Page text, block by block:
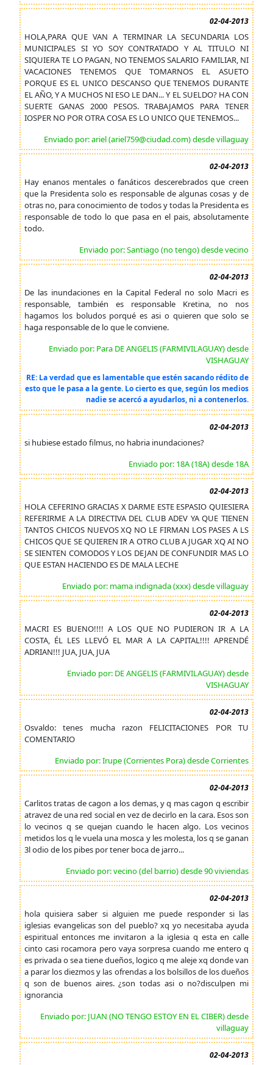
02-04-2013
HOLA,PARA QUE VAN A TERMINAR LA SECUNDARIA LOS
MUNICIPALES SI YO SOY CONTRATADO Y AL TITULO NI
SIQUIERA TE LO PAGAN, NO TENEMOS SALARIO FAMILIAR, NI
VACACIONES TENEMOS QUE TOMARNOS EL ASUETO
PORQUE ES EL UNICO DESCANSO QUE TENEMOS DURANTE
EL AÑO, Y A MUCHOS NI ESO LE DAN... Y EL SUELDO? HA CON
SUERTE GANAS 2000 PESOS. TRABAJAMOS PARA TENER
IOSPER NO POR OTRA COSA ES LO UNICO QUE TENEMOS...
Enviado por: ariel (ariel759@ciudad.com) desde villaguay
02-04-2013
Hay enanos mentales o fanáticos descerebrados que creen
que la Presidenta solo es responsable de algunas cosas y de
otras no, para conocimiento de todos y todas la Presidenta es
responsable de todo lo que pasa en el pais, absolutamente
todo.
Enviado por: Santiago (no tengo) desde vecino
02-04-2013
De las inundaciones en la Capital Federal no solo Macri es
responsable, también es responsable Kretina, no nos
hagamos los boludos porqué es asi o quieren que solo se
haga responsable de lo que le conviene.
Enviado por: Para DE ANGELIS (FARMIVILAGUAY) desde
VISHAGUAY
RE: La verdad que es lamentable que estén sacando rédito de
esto que le pasa a la gente. Lo cierto es que, según los medios
nadie se acercó a ayudarlos, ni a contenerlos.
02-04-2013
si hubiese estado filmus, no habria inundaciones?
Enviado por: 18A (18A) desde 18A
02-04-2013
HOLA CEFERINO GRACIAS X DARME ESTE ESPASIO QUIESIERA
REFERIRME A LA DIRECTIVA DEL CLUB ADEV YA QUE TIENEN
TANTOS CHICOS NUEVOS XQ NO LE FIRMAN LOS PASES A LS
CHICOS QUE SE QUIEREN IR A OTRO CLUB A JUGAR XQ AI NO
SE SIENTEN COMODOS Y LOS DEJAN DE CONFUNDIR MAS LO
QUE ESTAN HACIENDO ES DE MALA LECHE
Enviado por: mama indignada (xxx) desde villaguay
02-04-2013
MACRI ES BUENO!!!! A LOS QUE NO PUDIERON IR A LA
COSTA, ÉL LES LLEVÓ EL MAR A LA CAPITAL!!!! APRENDÉ
ADRIAN!!! JUA, JUA, JUA
Enviado por: DE ANGELIS (FARMIVILAGUAY) desde
VISHAGUAY
02-04-2013
Osvaldo: tenes mucha razon FELICITACIONES POR TU
COMENTARIO
Enviado por: Irupe (Corrientes Pora) desde Corrientes
02-04-2013
Carlitos tratas de cagon a los demas, y q mas cagon q escribir
atravez de una red social en vez de decirlo en la cara. Esos son
lo vecinos q se quejan cuando le hacen algo. Los vecinos
metidos los q le vuela una mosca y les molesta, los q se ganan
3l odio de los pibes por tener boca de jarro...
Enviado por: vecino (del barrio) desde 90 viviendas
02-04-2013
hola quisiera saber si alguien me puede responder si las
iglesias evangelicas son del pueblo? xq yo necesitaba ayuda
espiritual entonces me invitaron a la iglesia q esta en calle
cinto casi rocamora pero vaya sorpresa cuando me entero q
es privada o sea tiene dueños, logico q me aleje xq donde van
a parar los diezmos y las ofrendas a los bolsillos de los dueños
q son de buenos aires. ¿son todas asi o no?disculpen mi
ignorancia
Enviado por: JUAN (NO TENGO ESTOY EN EL CIBER) desde
villaguay
02-04-2013